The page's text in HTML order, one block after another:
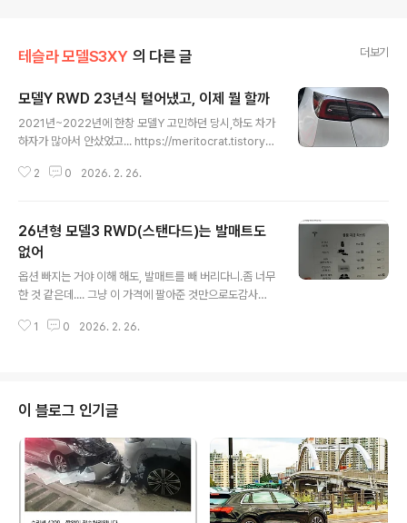
테슬라 모델S3XY 의 다른 글 더보기
모델Y RWD 23년식 털어냈고, 이제 뭘 할까
2021년~2022년에 한창 모델Y 고민하던 당시,하도 차가
하자가 많아서 안샀었고... https://meritocrat.tistory.c
한 사연이게 참 거시기 한게, 테슬라 모델Y는 차 자체로 보
는 테슬라 매장에서 정식meritocrat.tistory.com 가격
마저 1억이 넘어 버리더라고.https://meritocrat.tistor
y.com/303 히트다 히트! 모델Y 신차가격 1억1천634만
6천원테슬라코리아는 인벤토리라는 메뉴를 통해 신차 또
이 메뉴가 거의 활성화가 ..
2 0 2026. 2. 26.
26년형 모델3 RWD(스탠다드)는 발매트도
없어
옵션 빠지는 거야 이해 해도, 발매트를 빼 버리다니.좀 너무
한 것 같은데.... 그냥 이 가격에 팔아준 것만으로도감사하
이 있는 건가 ㅋㅋ. Meritocrat @ it's electric
1 0 2026. 2. 26.
이 블로그 인기글